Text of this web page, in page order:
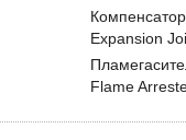
Компенсатор
Expansion
Flame